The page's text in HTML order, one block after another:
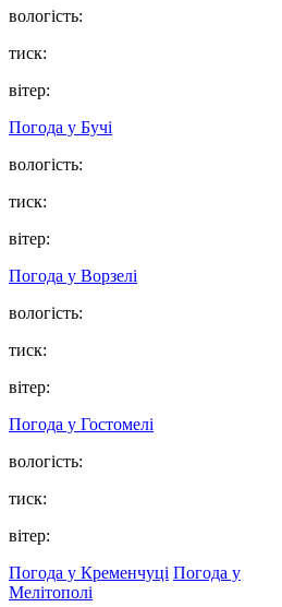
вологість:
тиск:
вітер:
Погода у Бучі
вологість:
тиск:
вітер:
Погода у Ворзелі
вологість:
тиск:
вітер:
Погода у Гостомелі
вологість:
тиск:
вітер:
Погода у Кременчуці Погода у
Мелітополі